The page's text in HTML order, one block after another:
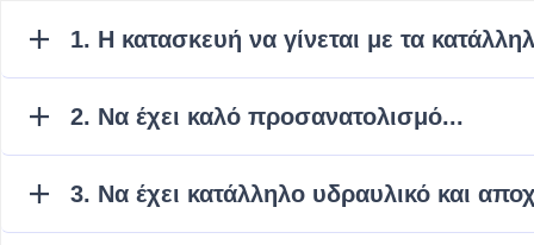
1. Η κατασκευή να γίνεται με τα
2. Να έχει καλό προσανατολισμό...
3. Να έχει κατάλληλο υδραυλικό και